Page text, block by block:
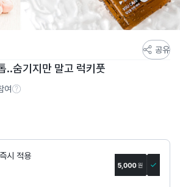
공유
..숨기지만 말고 럭키풋
여참여 수 정보
즉시 적용